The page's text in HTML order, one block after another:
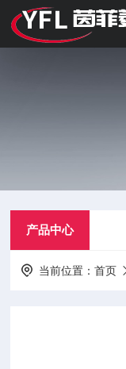
产品中心
当前位置：首页